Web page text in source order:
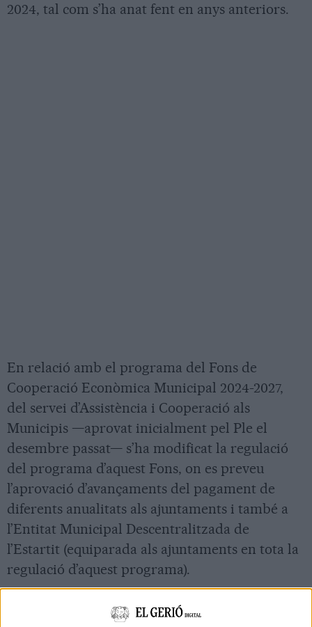
2024, tal com s’ha anat fent en anys anteriors.
En relació amb el programa del Fons de
Cooperació Econòmica Municipal 2024-2027,
del servei d’Assistència i Cooperació als
Municipis —aprovat inicialment pel Ple el
desembre passat— s’ha modificat la regulació
del programa d’aquest Fons, on es preveu
l’aprovació d’avançaments del pagament de
diferents anualitats als ajuntaments i també a
l’Entitat Municipal Descentralitzada de
l’Estartit (equiparada als ajuntaments en tota la
regulació d’aquest programa).
Cooperació Econòmica Municipal 2024-2027